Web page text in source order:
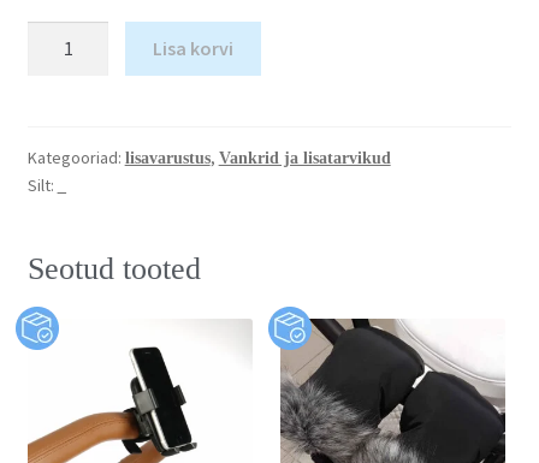
Lisa korvi
Kategooriad: lisavarustus, Vankrid ja lisatarvikud
Silt:
Seotud tooted